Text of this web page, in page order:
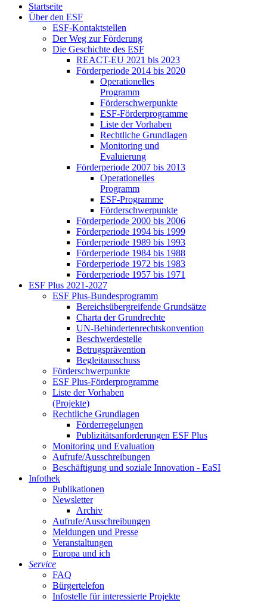
Start­sei­te
Über den ESF
ESF-Kon­takt­stel­len
Der Weg zur För­de­rung
Die Ge­schich­te des ESF
RE­ACT-EU 2021 bis 2023
För­der­pe­ri­ode 2014 bis 2020
Ope­ra­tio­nel­les
Pro­gramm
För­der­schwer­punk­te
ESF-För­der­pro­gram­me
Lis­te der Vor­ha­ben
Recht­li­che Grund­la­gen
Mo­ni­to­ring und
Eva­lu­ie­rung
För­der­pe­ri­ode 2007 bis 2013
Ope­ra­tio­nel­les
Pro­gramm
ESF-Pro­gram­me
För­der­schwer­punk­te
För­der­pe­ri­ode 2000 bis 2006
För­der­pe­ri­ode 1994 bis 1999
För­der­pe­ri­ode 1989 bis 1993
För­der­pe­ri­ode 1984 bis 1988
För­der­pe­ri­ode 1972 bis 1983
För­der­pe­ri­ode 1957 bis 1971
ESF Plus 2021-2027
ESF Plus-Bun­des­pro­gramm
Be­reichs­über­grei­fen­de Grund­sät­ze
Char­ta der Grund­rech­te
UN-Be­hin­der­ten­rechts­kon­ven­ti­on
Be­schwer­de­stel­le
Be­trugs­prä­ven­ti­on
Be­glei­taus­schuss
För­der­schwer­punk­te
ESF Plus-För­der­pro­gram­me
Lis­te der Vor­ha­ben
(Pro­jek­te)
Recht­li­che Grund­la­gen
För­der­re­ge­lun­gen
Pu­bli­zi­täts­an­for­de­run­gen ESF Plus
Mo­ni­to­ring und Eva­lua­ti­on
Auf­ru­fe/Aus­schrei­bun­gen
Be­schäf­ti­gung und so­zia­le In­no­va­ti­on - Ea­SI
In­fo­thek
Pu­bli­ka­tio­nen
Newslet­ter
Ar­chiv
Auf­ru­fe/Aus­schrei­bun­gen
Mel­dun­gen und Pres­se
Ver­an­stal­tun­gen
Eu­ro­pa und ich
Ser­vice
FAQ
Bür­ger­te­le­fon
In­fo­stel­le für in­ter­es­sier­te Pro­jek­te